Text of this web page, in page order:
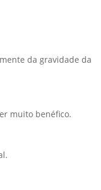
da gravidade da
muito benéfico.